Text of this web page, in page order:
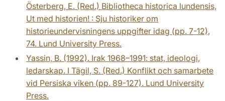
Österberg, E. (Red.) Bibliotheca historica lundensis,
Ut med historien! : Sju historiker om
historieundervisningens uppgifter idag (pp. 7-12),
74. Lund University Press.
Yassin, B. (1992). Irak 1968–1991: stat, ideologi,
ledarskap. I Tägil, S. (Red.) Konflikt och samarbete
vid Persiska viken (pp. 89-127). Lund University
Press.